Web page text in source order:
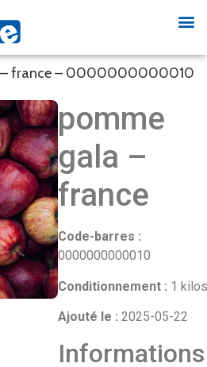
– france – 0000000000010
pomme
gala –
france
Code-barres :
0000000000010
Conditionnement : 1 kilos
Ajouté le : 2025-05-22
Informations